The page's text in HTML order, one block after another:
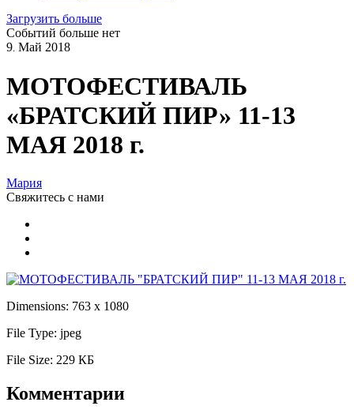
Загрузить больше
Событий больше нет
9. Май 2018
МОТОФЕСТИВАЛЬ
«БРАТСКИЙ ПИР» 11-13
МАЯ 2018 г.
Мария
Свяжитесь с нами
Dimensions: 763 x 1080
File Type: jpeg
File Size: 229 КБ
Комментарии